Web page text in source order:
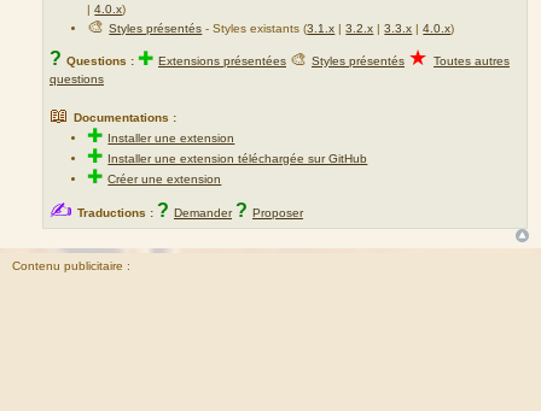
|4.0.x)
🎨Styles présentés - Styles existants (3.1.x |3.2.x |3.3.x |4.0.x)
? Questions : ✚ Extensions présentées 🎨 Styles présentés ★ Toutes autres
questions
📖 Documentations :
✚ Installer une extension
✚ Installer une extension téléchargée sur GitHub
✚Créer une extension
✍ Traductions : ? Demander ? Proposer
Contenu publicitaire :